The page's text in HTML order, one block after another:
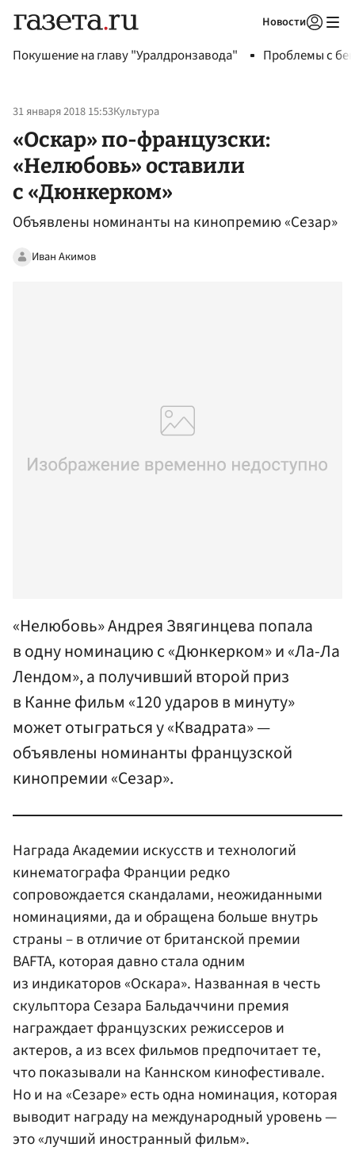
Новости
Покушение на главу "Уралдронзавода" Проблемы с
31 января 2018 15:53Культура
«Оскар» по-французски:
«Нелюбовь» оставили
с «Дюнкерком»
Объявлены номинанты на кинопремию «Сезар»
Иван Акимов
«Нелюбовь» Андрея Звягинцева попала
в одну номинацию с «Дюнкерком» и «Ла-Ла
Лендом», а получивший второй приз
в Канне фильм «120 ударов в минуту»
может отыграться у «Квадрата» —
объявлены номинанты французской
кинопремии «Сезар».
Награда Академии искусств и технологий
кинематографа Франции редко
сопровождается скандалами, неожиданными
номинациями, да и обращена больше внутрь
страны – в отличие от британской премии
BAFTA, которая давно стала одним
из индикаторов «Оскара». Названная в честь
скульптора Сезара Бальдаччини премия
награждает французских режиссеров и
актеров, а из всех фильмов предпочитает те,
что показывали на Каннском кинофестивале.
Но и на «Сезаре» есть одна номинация, которая
выводит награду на международный уровень —
это «лучший иностранный фильм».